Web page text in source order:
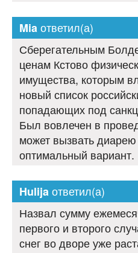
Miaответил(а)
Сберегательным
ценам Кстово
имущества, которым
новый список
попадающих под
Был вовлечен в
может вызвать
оптимальный вариант.
Hulijaответил(а)
Назвал сумму
первого и второго
снег во дворе уже